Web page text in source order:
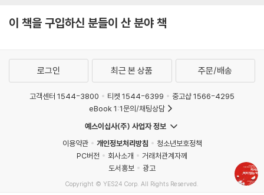
백신 자체도 초단기간에 개발되어 긴급승인을 받고 접종이 허락된 약이었
다. 그러나 코로나19 백신은 수많은 부작용을 동반하며 오히려 코로나에
대한 공포를 더욱 키웠다. 모든 약은 이런저런 부작용을 동반하는데, 의사
와 제약회사들은 이러한 부작용을 간과하거나 무시하는 경향이 있다. 외과
의 고다마 신이치로는 특히 비싼 신약의 경우 약의 효과보다는 부작용을
3장 │ 약을 줄일수록 살아난다-나가오 가즈히로
내과의 나가오 가즈히로는 모든 치료의 궁극적인 목적은 약을 먹지 않는
이 책을 구입하신 분들이 산 분야 책
로그인 최근 본 상품 주문/배송
고객센터 1544-3800 티켓 1544-6399
중고샵 1566-4295
eBook 1:1문의/채팅상담
예스이십사(주) 사업자 정보
이용약관
개인정보처리방침
청소년보호정책
PC버전
회사소개
거래처관계자께
도서홍보
광고
Copyright © YES24 Corp. All Rights Reserved.